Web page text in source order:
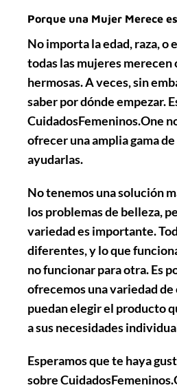
Porque una Mujer Merece
No importa la edad, raza, o
todas las mujeres merecen
hermosas. A veces, sin
saber por dónde empezar.
CuidadosFemeninos.One
ofrecer una amplia gama
ayudarlas.
No tenemos una solución
los problemas de belleza,
variedad es importante.
diferentes, y lo que
no funcionar para otra. Es
ofrecemos una variedad de
puedanelegir el producto
a sus necesidades
Esperamos que te haya
sobre